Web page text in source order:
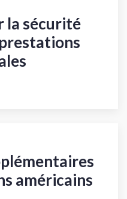
la sécurité
américains